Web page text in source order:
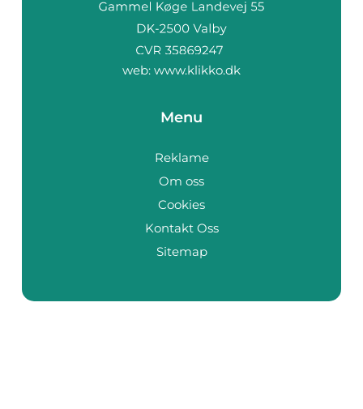
web: www.klikko.dk
Menu
Reklame
Om oss
Cookies
Kontakt Oss
Sitemap